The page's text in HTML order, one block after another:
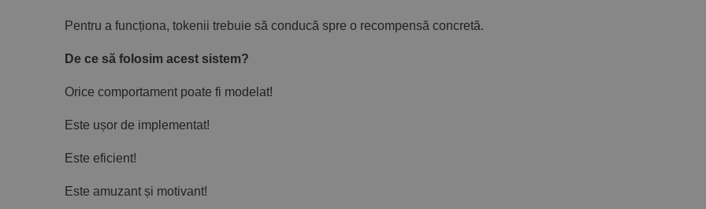
Pentru a funcționa, tokenii trebuie să conducă spre o recompensă concretă.
De ce să folosim acest sistem?
Orice comportament poate fi modelat!
Este ușor de implementat!
Este eficient!
Este amuzant și motivant!